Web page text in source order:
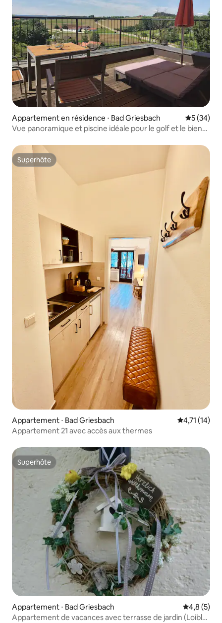
Appartement en résidence ⋅ Bad Griesbach
5 (34)
Vue panoramique et piscine idéale pour le golf et le bien-
Superhôte
Superhôte
Appartement ⋅ Bad Griesbach Évaluation
4,71 (14)
Appartement 21 avec accès aux thermes
Superhôte
Superhôte
Appartement ⋅ Bad Griesbach Évaluation
4,8 (5)
Appartement de vacances avec terrasse de jardin (Loibl